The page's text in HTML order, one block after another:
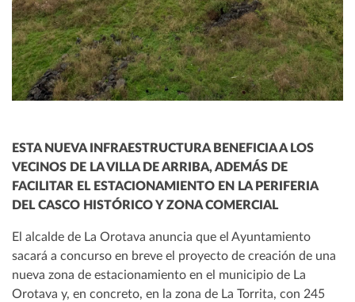
ESTA NUEVA INFRAESTRUCTURA BENEFICIA A LOS
VECINOS DE LA VILLA DE ARRIBA, ADEMÁS DE
FACILITAR EL ESTACIONAMIENTO EN LA PERIFERIA
DEL CASCO HISTÓRICO Y ZONA COMERCIAL
El alcalde de La Orotava anuncia que el Ayuntamiento
sacará a concurso en breve el proyecto de creación de una
nueva zona de estacionamiento en el municipio de La
Orotava y, en concreto, en la zona de La Torrita, con 245